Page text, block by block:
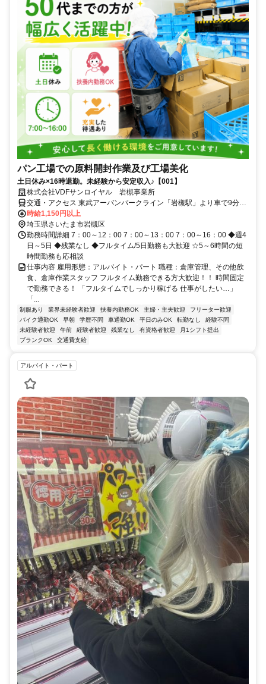
パン工場での原料開封作業及び工場美化
土日休み×16時退勤。未経験から安定収入♪【001】
株式会社VDFサンロイヤル 岩槻事業所
交通・アクセス 東武アーバンパークライン「岩槻駅」より車で9分／
車・バイク通勤OK
時給1,150円以上
埼玉県さいたま市岩槻区
勤務時間詳細 7：00～12：00 7：00～13：00 7：00～16：00 ◆週4
日～5日 ◆残業なし ◆フルタイム/5日勤務も大歓迎 ☆5～6時間の短
時間勤務も応相談
仕事内容 雇用形態：アルバイト・パート 職種：倉庫管理、その他飲
食、倉庫作業スタッフ フルタイム勤務できる方大歓迎！！ 時間固定
で勤務できる！ 「フルタイムでしっかり稼げる 仕事がしたい…」
「...
制服あり 業界未経験者歓迎 扶養内勤務OK 主婦・主夫歓迎
フリーター歓迎
バイク通勤OK
早朝 学歴不問 車通勤OK 平日のみOK 転勤なし
経験不問
未経験者歓迎
午前 経験者歓迎 残業なし 有資格者歓迎
月1シフト提出
ブランクOK
交通費支給
アルバイト・パート